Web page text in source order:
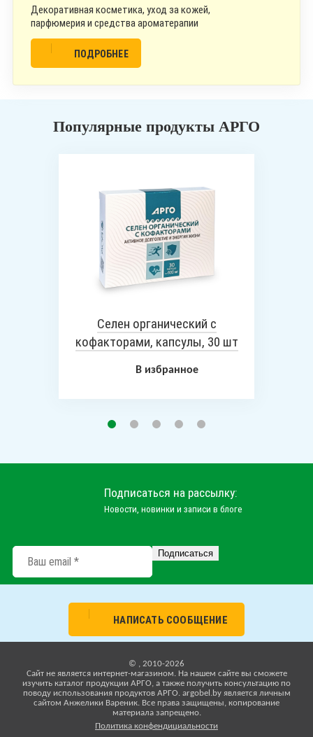
Декоративная косметика, уход за кожей,
парфюмерия и средства ароматерапии
ПОДРОБНЕЕ
Популярные продукты АРГО
Селен органический с
кофакторами, капсулы, 30 шт
В избранное
Подписаться на рассылку:
Новости, новинки и записи в блоге
НАПИСАТЬ СООБЩЕНИЕ
© , 2010-2026
Cайт не является интернет-магазином. На нашем сайте вы сможете
изучить каталог продукции АРГО, а также получить консультацию по
поводу использования продуктов АРГО. argobel.by является личным
сайтом Анжелики Вареник. Все права защищены, копирование
материала запрещено.
Политика конфендициальности